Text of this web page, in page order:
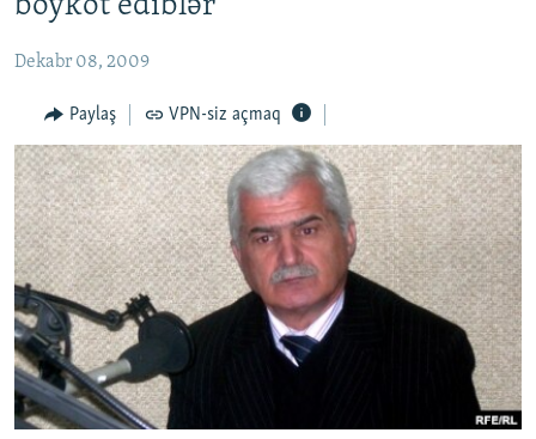
Axtarışa
QANUNI DOĞRU
ARAŞDIRMA
MULTIMEDIA
VIDEO
FOTOQALEREYA
İNFOQRAFIKA
KARIKATURA
RADIO ARXIV
OXU ZALI
AZƏRBAYCAN ƏDƏBIYYATI KITABXANASI
İSLAM VƏ DEMOKRATIYA
İZ - MƏDƏNIYYƏT PROQRAMI
HAQQIMIZDA
MISSIYAMIZ
PEŞƏ ETIKASI VƏ JURNALISTIKA STANDARTLARIMIZ
MATERIALLARIMIZDAN ISTIFADƏ
AZADLIQRADIOSU MOBIL TELEFONUNUZDA
BIZI IZLƏ
RFE/RL-in bütün saytları
boykot ediblər
Dekabr 08, 2009
Paylaş VPN-siz açmaq